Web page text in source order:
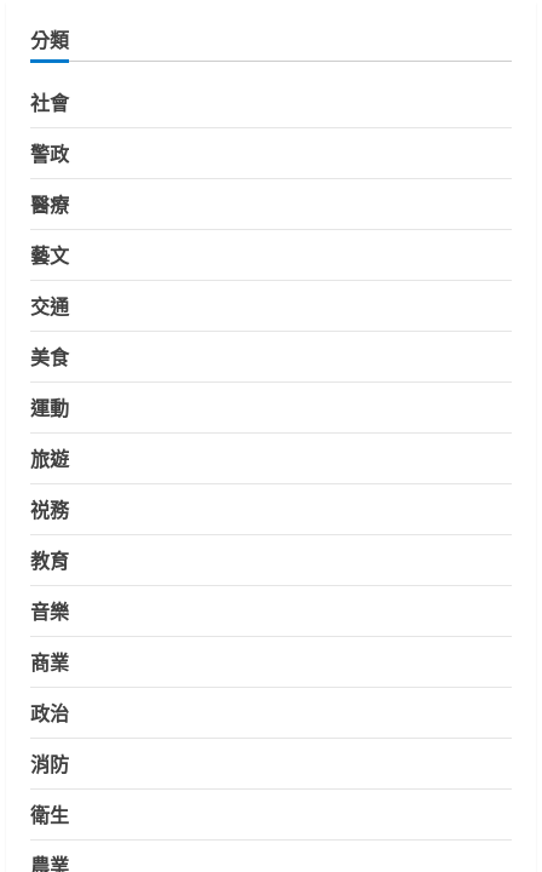
分類
社會
警政
醫療
藝文
交通
美食
運動
旅遊
祱務
教育
音樂
商業
政治
消防
衛生
農業